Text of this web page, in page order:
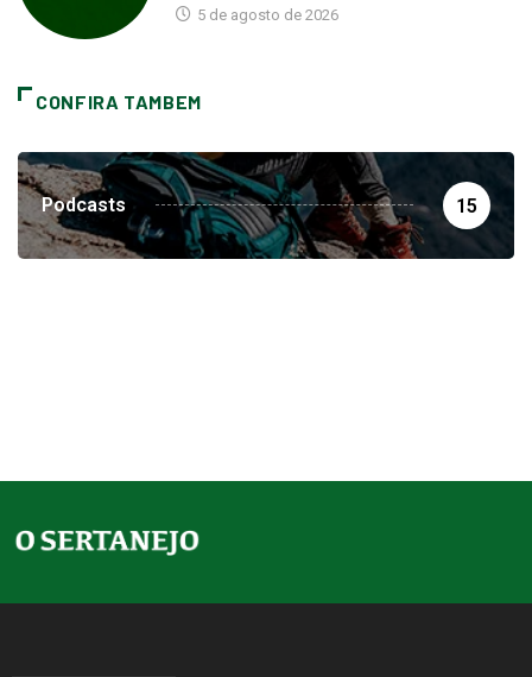
5 de agosto de 2026
CONFIRA TAMBEM
Podcasts 15